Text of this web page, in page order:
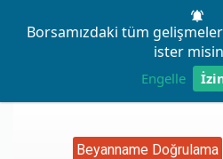
Borsamızdaki tüm
ister
Engelle
Beyanname Doğrulama